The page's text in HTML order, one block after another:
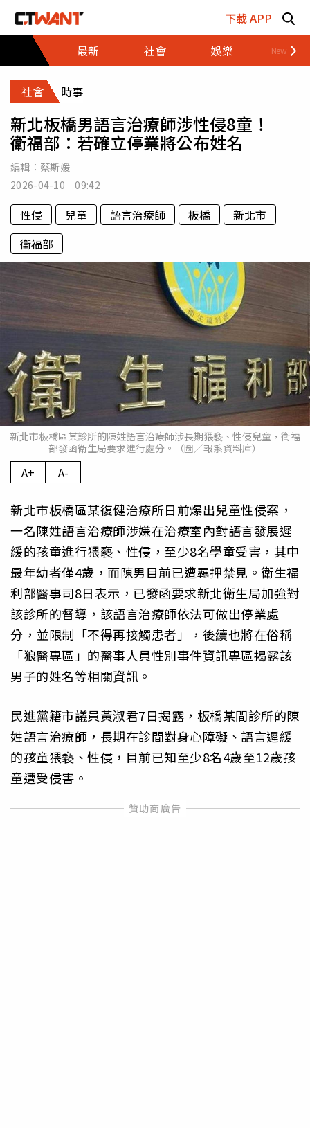
下載 APP
最新
社會 娛樂 財經
社會 時事
新北板橋男語言治療師涉性侵8童！
衛福部：若確立停業將公布姓名
編輯： 蔡斯媛
2026-04-10 09:42
性侵 兒童 語言治療師 板橋
新北市
衛福部
新北市板橋區某診所的陳姓語言治療師涉長期猥褻、性侵兒童，衛福
部發函衛生局要求進行處分。（圖／報系資料庫）
A+ A-
新北市板橋區某復健治療所日前爆出兒童性侵案，
一名陳姓語言治療師涉嫌在治療室內對語言發展遲
緩的孩童進行猥褻、性侵，至少8名學童受害，其中
最年幼者僅4歲，而陳男目前已遭羈押禁見。衛生福
利部醫事司8日表示，已發函要求新北衛生局加強對
該診所的督導，該語言治療師依法可做出停業處
分，並限制「不得再接觸患者」，後續也將在俗稱
「狼醫專區」的醫事人員性別事件資訊專區揭露該
男子的姓名等相關資訊。
民進黨籍市議員黃淑君7日揭露，板橋某間診所的陳
姓語言治療師，長期在診間對身心障礙、語言遲緩
的孩童猥褻、性侵，目前已知至少8名4歲至12歲孩
童遭受侵害。